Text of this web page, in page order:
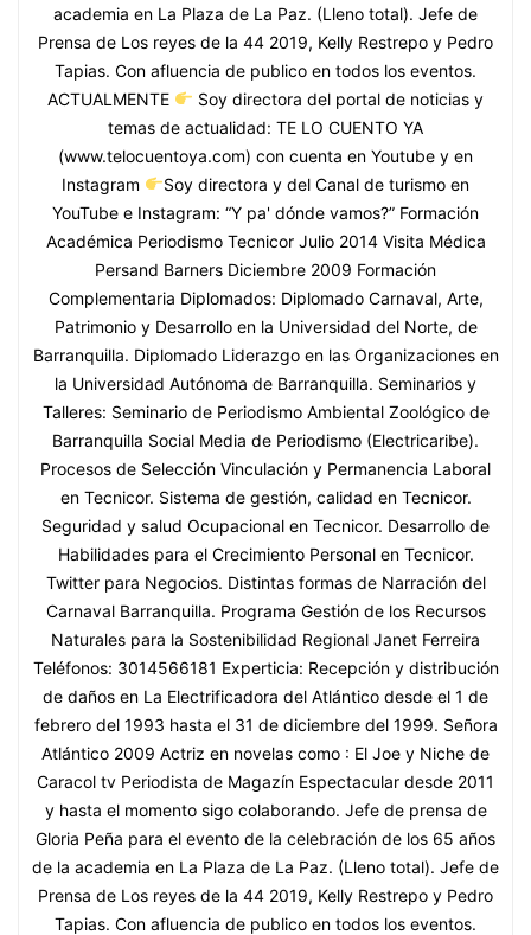
academia en La Plaza de La Paz. (Lleno total). Jefe de
Prensa de Los reyes de la 44 2019, Kelly Restrepo y Pedro
Tapias. Con afluencia de publico en todos los eventos.
ACTUALMENTE
Soy directora del portal de noticias y
temas de actualidad: TE LO CUENTO YA
(www.telocuentoya.com) con cuenta en Youtube y en
Instagram
Soy directora y del Canal de turismo en
YouTube e Instagram: “Y pa' dónde vamos?” Formación
Académica Periodismo Tecnicor Julio 2014 Visita Médica
Persand Barners Diciembre 2009 Formación
Complementaria Diplomados: Diplomado Carnaval, Arte,
Patrimonio y Desarrollo en la Universidad del Norte, de
Barranquilla. Diplomado Liderazgo en las Organizaciones en
la Universidad Autónoma de Barranquilla. Seminarios y
Talleres: Seminario de Periodismo Ambiental Zoológico de
Barranquilla Social Media de Periodismo (Electricaribe).
Procesos de Selección Vinculación y Permanencia Laboral
en Tecnicor. Sistema de gestión, calidad en Tecnicor.
Seguridad y salud Ocupacional en Tecnicor. Desarrollo de
Habilidades para el Crecimiento Personal en Tecnicor.
Twitter para Negocios. Distintas formas de Narración del
Carnaval Barranquilla. Programa Gestión de los Recursos
Naturales para la Sostenibilidad Regional Janet Ferreira
Teléfonos: 3014566181 Experticia: Recepción y distribución
de daños en La Electrificadora del Atlántico desde el 1 de
febrero del 1993 hasta el 31 de diciembre del 1999. Señora
Atlántico 2009 Actriz en novelas como : El Joe y Niche de
Caracol tv Periodista de Magazín Espectacular desde 2011
y hasta el momento sigo colaborando. Jefe de prensa de
Gloria Peña para el evento de la celebración de los 65 años
de la academia en La Plaza de La Paz. (Lleno total). Jefe de
Prensa de Los reyes de la 44 2019, Kelly Restrepo y Pedro
Tapias. Con afluencia de publico en todos los eventos.